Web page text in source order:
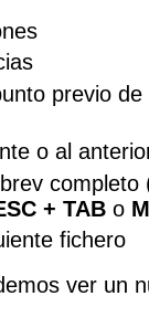
previo de
o al
completo
+ TAB o
fichero
ver un